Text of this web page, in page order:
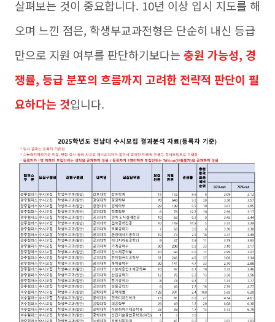
살펴보는 것이 중요합니다. 10년 이상 입시 지도를 해
오며 느낀 점은, 학생부교과전형은 단순히 내신 등급
만으로 지원 여부를 판단하기보다는 충원 가능성, 경
쟁률, 등급 분포의 흐름까지 고려한 전략적 판단이 필
요하다는 것입니다.